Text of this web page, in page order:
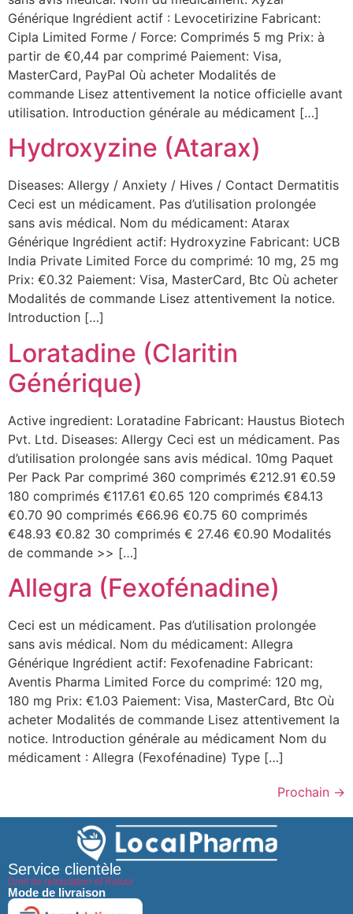
Générique Ingrédient actif : Levocetirizine Fabricant:
Cipla Limited Forme / Force: Comprimés 5 mg Prix: à
partir de €0,44 par comprimé Paiement: Visa,
MasterCard, PayPal Où acheter Modalités de
commande Lisez attentivement la notice officielle avant
utilisation. Introduction générale au médicament […]
Hydroxyzine (Atarax)
Diseases: Allergy / Anxiety / Hives / Contact Dermatitis
Ceci est un médicament. Pas d’utilisation prolongée
sans avis médical. Nom du médicament: Atarax
Générique Ingrédient actif: Hydroxyzine Fabricant: UCB
India Private Limited Force du comprimé: 10 mg, 25 mg
Prix: €0.32 Paiement: Visa, MasterCard, Btc Où acheter
Modalités de commande Lisez attentivement la notice.
Introduction […]
Loratadine (Claritin
Générique)
Active ingredient: Loratadine Fabricant: Haustus Biotech
Pvt. Ltd. Diseases: Allergy Ceci est un médicament. Pas
d’utilisation prolongée sans avis médical. 10mg Paquet
Per Pack Par comprimé 360 comprimés €212.91 €0.59
180 comprimés €117.61 €0.65 120 comprimés €84.13
€0.70 90 comprimés €66.96 €0.75 60 comprimés
€48.93 €0.82 30 comprimés € 27.46 €0.90 Modalités
de commande >> […]
Allegra (Fexofénadine)
Ceci est un médicament. Pas d’utilisation prolongée
sans avis médical. Nom du médicament: Allegra
Générique Ingrédient actif: Fexofenadine Fabricant:
Aventis Pharma Limited Force du comprimé: 120 mg,
180 mg Prix: €1.03 Paiement: Visa, MasterCard, Btc Où
acheter Modalités de commande Lisez attentivement la
notice. Introduction générale au médicament Nom du
médicament : Allegra (Fexofénadine) Type […]
Prochain →
Service clientèle
Droit de rétractation et Retour
Mode de livraison